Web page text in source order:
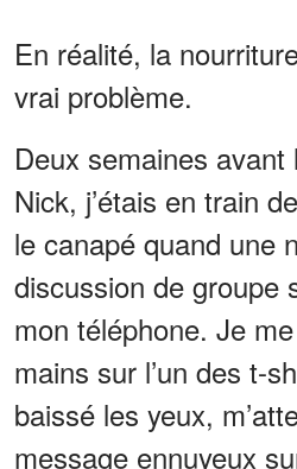
En réalité, la
vrai problème.
Deux semaines avant
Nick, j’étais en train
le canapé quand une
discussion de groupe
mon téléphone. Je
mains sur l’un des t-
baissé les yeux,
message ennuyeux